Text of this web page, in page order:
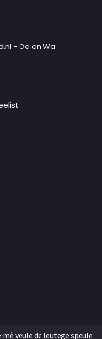
- Oe en Wa
mè veule de leutege speule